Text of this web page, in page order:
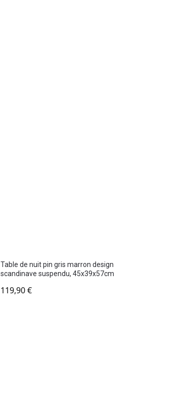
Table de nuit pin gris marron design
scandinave suspendu, 45x39x57cm
119,90€